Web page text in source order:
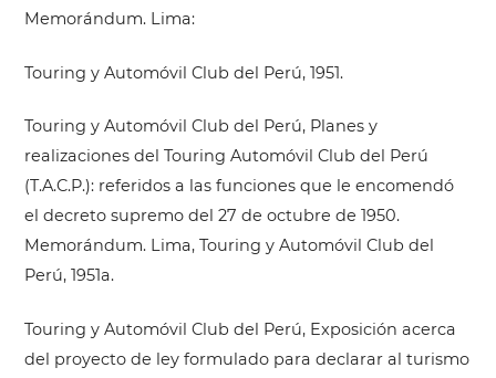
Memorándum. Lima:
Touring y Automóvil Club del Perú, 1951.
Touring y Automóvil Club del Perú, Planes y
realizaciones del Touring Automóvil Club del Perú
(T.A.C.P.): referidos a las funciones que le encomendó
el decreto supremo del 27 de octubre de 1950.
Memorándum. Lima, Touring y Automóvil Club del
Perú, 1951a.
Touring y Automóvil Club del Perú, Exposición acerca
del proyecto de ley formulado para declarar al turismo